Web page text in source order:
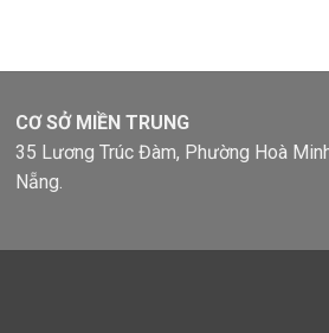
CƠ SỞ MIỀN TRUNG
35 Lương Trúc Đàm, Phường Hoà
Nẵng.